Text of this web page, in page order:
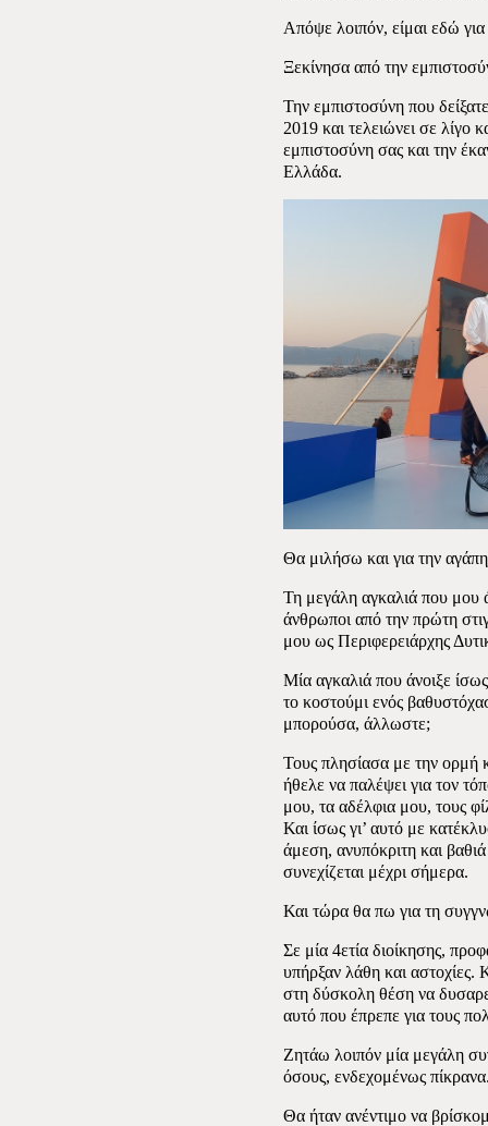
Απόψε λοιπόν, είμαι εδώ για
Ξεκίνησα από την
Την εμπιστοσύνη που
2019 και τελειώνει σε λίγο
εμπιστοσύνη σας και την
Ελλάδα.
Θα μιλήσω και για την
Τη μεγάλη αγκαλιά που μου
άνθρωποι από την πρώτη
μου ως Περιφερειάρχης
Μία αγκαλιά που άνοιξε
το κοστούμι ενός
μπορούσα, άλλωστε;
Τους πλησίασα με την ορμή
ήθελε να παλέψει για τον
μου, τα αδέλφια μου, τους
Και ίσως γι’ αυτό με
άμεση, ανυπόκριτη και
συνεχίζεται μέχρι σήμερα.
Και τώρα θα πω για τη
Σε μία 4ετία διοίκησης,
υπήρξαν λάθη και αστοχίες.
στη δύσκολη θέση να
αυτό που έπρεπε για τους
Ζητάω λοιπόν μία μεγάλη
όσους, ενδεχομένως
Θα ήταν ανέντιμο να